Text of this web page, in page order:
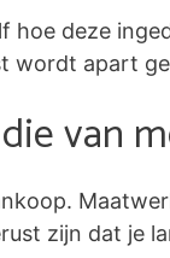
hoe deze
wordt apart
van
zijn dat je